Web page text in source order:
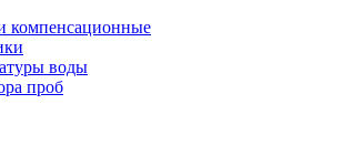
компенсационные
воды
проб